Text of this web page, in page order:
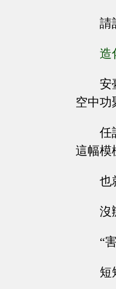
請
造
安
空中功
任
這幅模
也
沒
“
短